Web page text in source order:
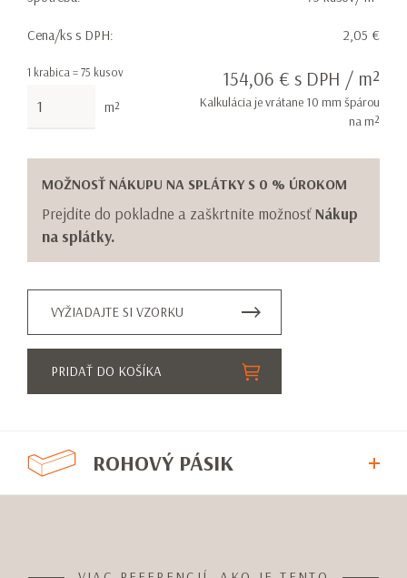
Cena/ks s DPH: 2,05 €
1 krabica = 75 kusov
m²
154,06 € s DPH / m²
Kalkulácia je vrátane 10 mm špárou
na m²
MOŽNOSŤ NÁKUPU NA SPLÁTKY S 0 % ÚROKOM
Prejdite do pokladne a zaškrtnite možnosťNákup
na splátky.
VYŽIADAJTE SI VZORKU
PRIDAŤ DO KOŠÍKA
ROHOVÝ PÁSIK